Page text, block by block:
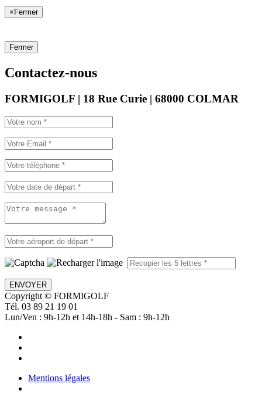
×Fermer
Fermer
Contactez-nous
FORMIGOLF | 18 Rue Curie | 68000 COLMAR
ENVOYER
Copyright © FORMIGOLF
Tél. 03 89 21 19 01
Lun/Ven : 9h-12h et 14h-18h - Sam : 9h-12h
Mentions légales